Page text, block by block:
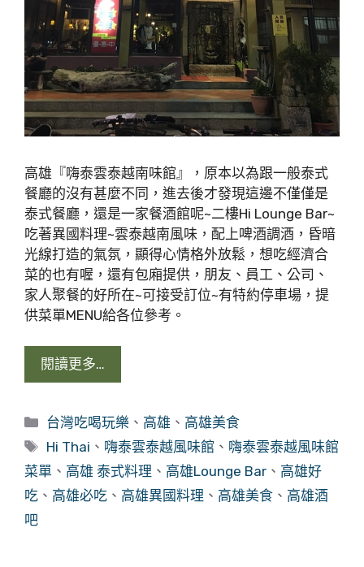
高雄『嗨泰雲泰越南味館』，原本以為跟一般泰式
餐廳的沒有甚麼不同，進去後才發現這邊不僅僅是
泰式餐廳，還是一家餐酒館呢~二樓Hi Lounge Bar~
吃著異國料理~雲泰越南風味，配上啤酒調酒，昏暗
光線打造的氣氛，顯得心情格外放鬆，想吃經濟合
菜的也有喔，還有包廂提供，朋友、員工、公司、
家人聚餐的好所在~可接受訂位~有特約停車場，提
供菜單MENU給各位參考。
閱讀更多…
分
類
台灣吃喝玩樂 、 高雄 、 高雄美食
標
籤
Hi Thai 、 嗨泰雲泰越風味館 、 嗨泰雲泰越風味館
菜單 、 高雄 泰式料理 、 高雄Lounge Bar 、 高雄好
吃 、 高雄必吃 、 高雄異國料理 、 高雄美食 、 高雄酒
吧